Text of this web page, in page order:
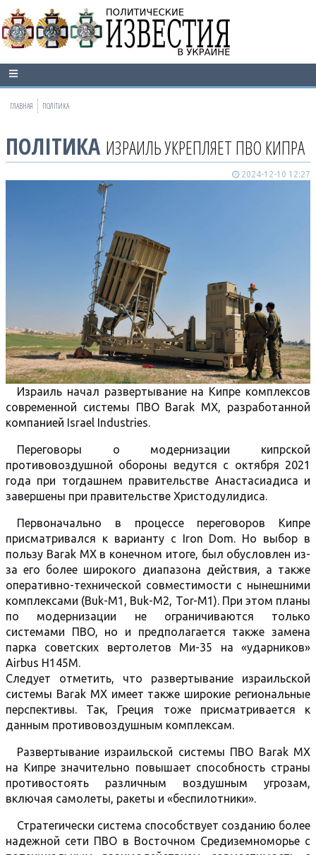
ГЛАВНАЯ ПОЛІТИКА
ПОЛІТИКА ИЗРАИЛЬ УКРЕПЛЯЕТ ПВО КИПРА
2024-12-10 12:27
Израиль начал развертывание на Кипре комплексов
современной системы ПВО Barak MX, разработанной
компанией Israel Industries.
Переговоры о модернизации кипрской
противовоздушной обороны ведутся с октября 2021
года при тогдашнем правительстве Анастасиадиса и
завершены при правительстве Христодулидиса.
Первоначально в процессе переговоров Кипре
присматривался к варианту с Iron Dom. Но выбор в
пользу Barak MX в конечном итоге, был обусловлен из-
за его более широкого диапазона действия, а также
оперативно-технической совместимости с нынешними
комплексами (Buk-M1, Buk-M2, Tor-M1). При этом планы
по модернизации не ограничиваются только
системами ПВО, но и предполагается также замена
парка советских вертолетов Ми-35 на «ударников»
Airbus H145M.
Следует отметить, что развертывание израильской
системы Barak MX имеет также широкие региональные
перспективы. Так, Греция тоже присматривается к
данным противовоздушным комплексам.
Развертывание израильской системы ПВО Barak MX
на Кипре значительно повышает способность страны
противостоять различным воздушным угрозам,
включая самолеты, ракеты и «беспилотники».
Стратегически система способствует созданию более
надежной сети ПВО в Восточном Средиземноморье с